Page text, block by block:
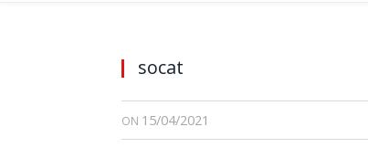
socat
ON 15/04/2021